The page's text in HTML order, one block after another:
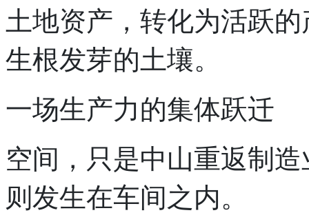
土地资产，转化为活跃
生根发芽的土壤。
一场生产力的集体跃迁
空间，只是中山重返制
则发生在车间之内。